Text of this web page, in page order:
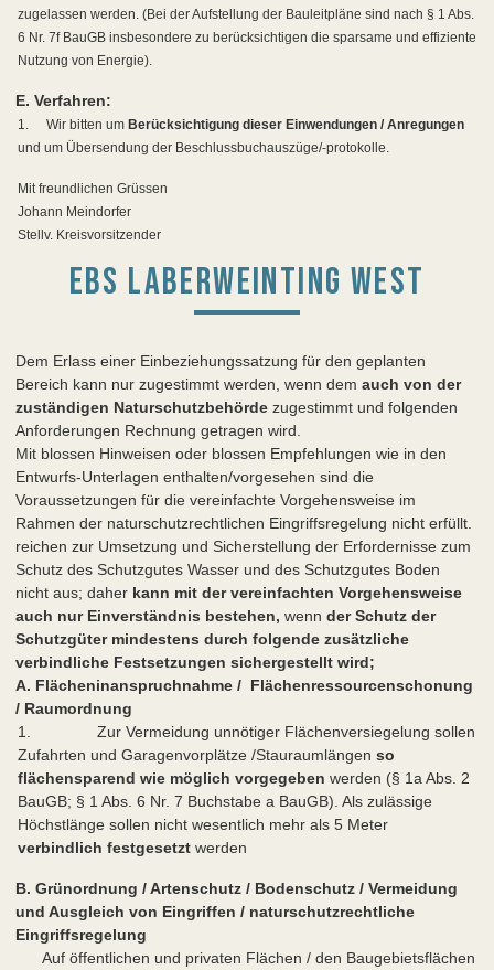
zugelassen werden. (Bei der Aufstellung der Bauleitpläne sind nach § 1 Abs.
6 Nr. 7f BauGB insbesondere zu berücksichtigen die sparsame und effiziente
Nutzung von Energie).
E. Verfahren:
1. Wir bitten um Berücksichtigung dieser Einwendungen / Anregungen
und um Übersendung der Beschlussbuchauszüge/-protokolle.
Mit freundlichen Grüssen
Johann Meindorfer
Stellv. Kreisvorsitzender
EBS LABERWEINTING WEST
Dem Erlass einer Einbeziehungssatzung für den geplanten
Bereich kann nur zugestimmt werden, wenn dem auch von der
zuständigen Naturschutzbehörde zugestimmt und folgenden
Anforderungen Rechnung getragen wird.
Mit blossen Hinweisen oder blossen Empfehlungen wie in den
Entwurfs-Unterlagen enthalten/vorgesehen sind die
Voraussetzungen für die vereinfachte Vorgehensweise im
Rahmen der naturschutzrechtlichen Eingriffsregelung nicht erfüllt.
reichen zur Umsetzung und Sicherstellung der Erfordernisse zum
Schutz des Schutzgutes Wasser und des Schutzgutes Boden
nicht aus; daher kann mit der vereinfachten Vorgehensweise
auch nur Einverständnis bestehen, wenn der Schutz der
Schutzgüter mindestens durch folgende zusätzliche
verbindliche Festsetzungen sichergestellt wird;
A. Flächeninanspruchnahme / Flächenressourcenschonung
/ Raumordnung
1. Zur Vermeidung unnötiger Flächenversiegelung sollen
Zufahrten und Garagenvorplätze /Stauraumlängen so
flächensparend wie möglich vorgegeben werden (§ 1a Abs. 2
BauGB; § 1 Abs. 6 Nr. 7 Buchstabe a BauGB). Als zulässige
Höchstlänge sollen nicht wesentlich mehr als 5 Meter
verbindlich festgesetzt werden
B. Grünordnung / Artenschutz / Bodenschutz / Vermeidung
und Ausgleich von Eingriffen / naturschutzrechtliche
Eingriffsregelung
Auf öffentlichen und privaten Flächen / den Baugebietsflächen